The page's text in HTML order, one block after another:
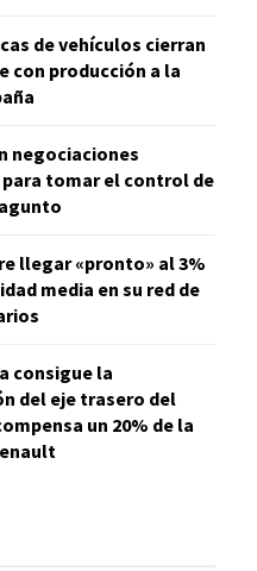
de vehículos cierran
con producción a la
negociaciones
para tomar el control de
llegar «pronto» al 3%
media en su red de
consigue la
del eje trasero del
un 20% de la